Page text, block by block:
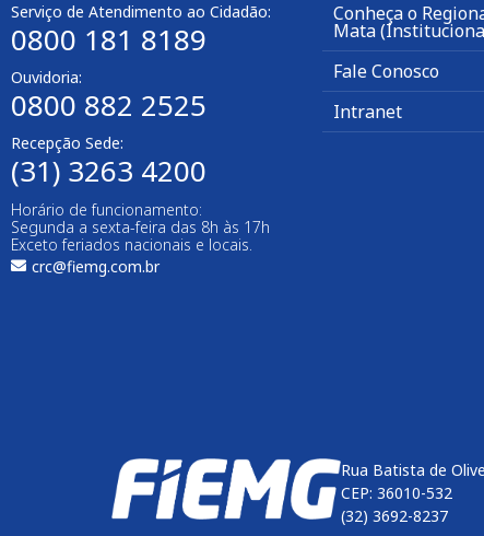
Serviço de Atendimento ao Cidadão:
0800 181 8189
Ouvidoria:
0800 882 2525
Recepção Sede:
(31) 3263 4200
Horário de funcionamento:
Segunda a sexta-feira das 8h às 17h
Exceto feriados nacionais e locais.
crc@fiemg.com.br
Conheça o
Mata
Fale Conosco
Intranet
Rua Batista de
CEP: 36010-532
(32) 3692-8237